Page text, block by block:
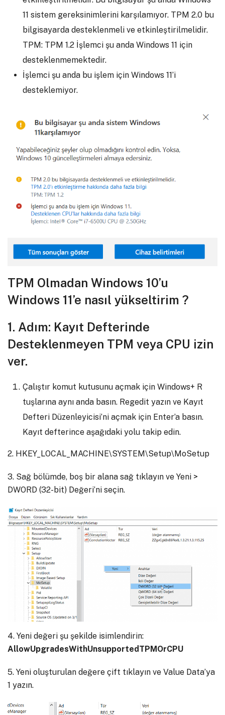
11 sistem gereksinimlerini karşılamıyor. TPM 2.0 bu
bilgisayarda desteklenmeli ve etkinleştirilmelidir.
TPM: TPM 1.2 İşlemci şu anda Windows 11 için
desteklenmemektedir.
İşlemci şu anda bu işlem için Windows 11’i
desteklemiyor.
TPM Olmadan Windows 10’u
Windows 11’e nasıl yükseltirim ?
1. Adım: Kayıt Defterinde
Desteklenmeyen TPM veya CPU izin
ver.
Çalıştır komut kutusunu açmak için Windows+ R
tuşlarına aynı anda basın. Regedit yazın ve Kayıt
Defteri Düzenleyicisi’ni açmak için Enter’a basın.
Kayıt defterince aşağıdaki yolu takip edin.
2. HKEY_LOCAL_MACHINE\SYSTEM\Setup\MoSetup
3. Sağ bölümde, boş bir alana sağ tıklayın ve Yeni >
DWORD (32-bit) Değeri’ni seçin.
4. Yeni değeri şu şekilde isimlendirin:
AllowUpgradesWithUnsupportedTPMOrCPU
5. Yeni oluşturulan değere çift tıklayın ve Value Data’ya
1 yazın.